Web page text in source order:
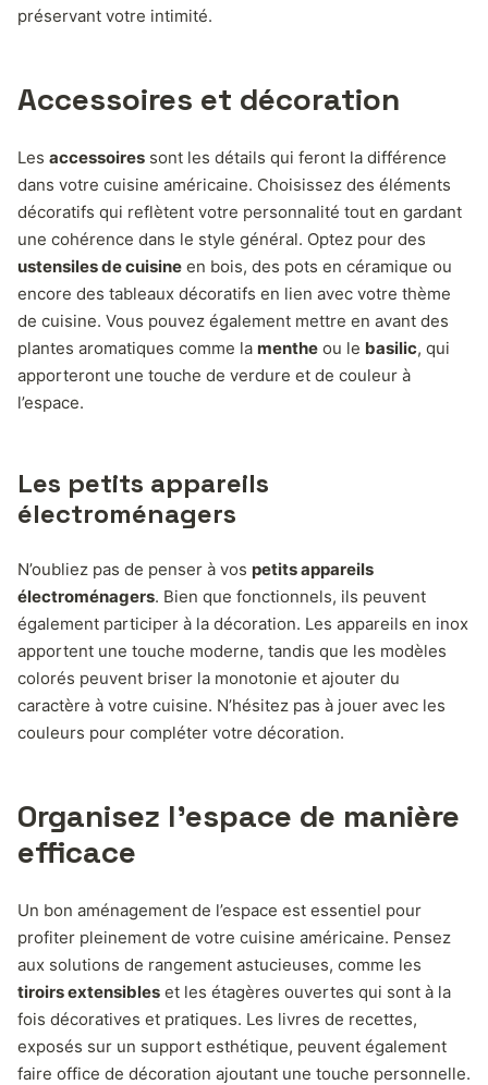
préservant votre intimité.
Accessoires et décoration
Les accessoires sont les détails qui feront la différence
dans votre cuisine américaine. Choisissez des éléments
décoratifs qui reflètent votre personnalité tout en gardant
une cohérence dans le style général. Optez pour des
ustensiles de cuisine en bois, des pots en céramique ou
encore des tableaux décoratifs en lien avec votre thème
de cuisine. Vous pouvez également mettre en avant des
plantes aromatiques comme la menthe ou le basilic, qui
apporteront une touche de verdure et de couleur à
l’espace.
Les petits appareils
électroménagers
N’oubliez pas de penser à vos petits appareils
électroménagers. Bien que fonctionnels, ils peuvent
également participer à la décoration. Les appareils en inox
apportent une touche moderne, tandis que les modèles
colorés peuvent briser la monotonie et ajouter du
caractère à votre cuisine. N’hésitez pas à jouer avec les
couleurs pour compléter votre décoration.
Organisez l’espace de manière
efficace
Un bon aménagement de l’espace est essentiel pour
profiter pleinement de votre cuisine américaine. Pensez
aux solutions de rangement astucieuses, comme les
tiroirs extensibles et les étagères ouvertes qui sont à la
fois décoratives et pratiques. Les livres de recettes,
exposés sur un support esthétique, peuvent également
faire office de décoration ajoutant une touche personnelle.